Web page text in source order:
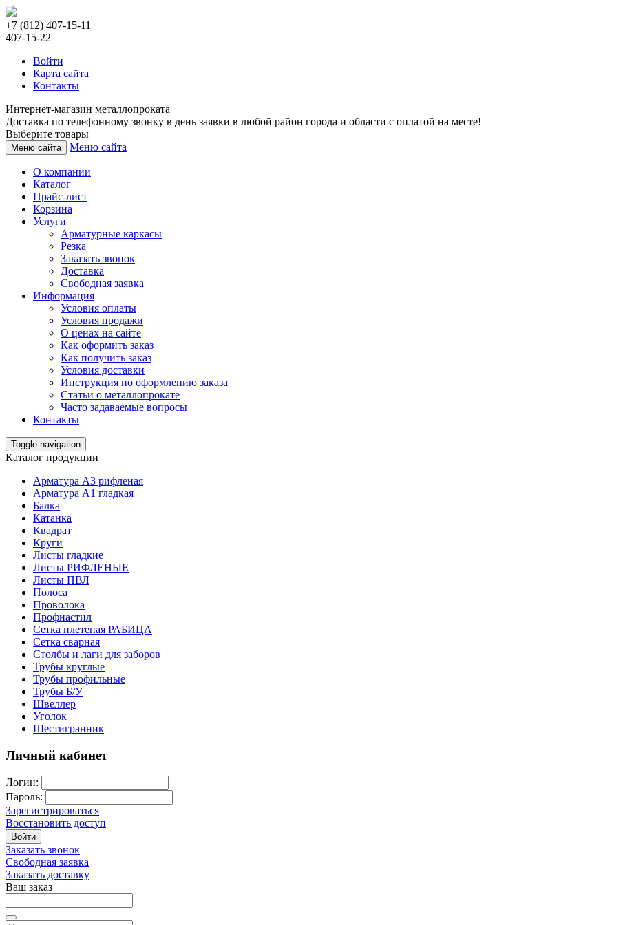
+7 (812) 407-15-11
407-15-22
Войти
Карта сайта
Контакты
Интернет-магазин металлопроката
Доставка по телефонному звонку в день заявки в любой район города и области с оплатой на месте!
Выберите товары
Меню сайта Меню сайта
О компании
Каталог
Прайс-лист
Корзина
Услуги
Арматурные каркасы
Резка
Заказать звонок
Доставка
Свободная заявка
Информация
Условия оплаты
Условия продажи
О ценах на сайте
Как оформить заказ
Как получить заказ
Условия доставки
Инструкция по оформлению заказа
Статьи о металлопрокате
Часто задаваемые вопросы
Контакты
Toggle navigation
Каталог продукции
Арматура А3 рифленая
Арматура А1 гладкая
Балка
Катанка
Квадрат
Круги
Листы гладкие
Листы РИФЛЕНЫЕ
Листы ПВЛ
Полоса
Проволока
Профнастил
Сетка плетеная РАБИЦА
Сетка сварная
Столбы и лаги для заборов
Трубы круглые
Трубы профильные
Трубы Б/У
Швеллер
Уголок
Шестигранник
Личный кабинет
Логин:
Пароль:
Зарегистрироваться
Восстановить доступ
Войти
Заказать звонок
Свободная заявка
Заказать доставку
Ваш заказ